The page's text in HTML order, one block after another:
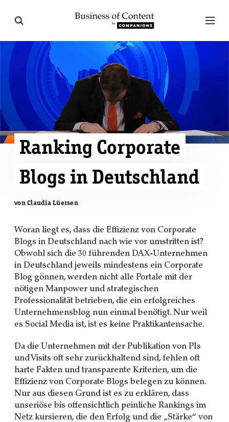
Ranking Corporate
Blogs in Deutschland
von Claudia Lüersen
Woran liegt es, dass die Effizienz von Corporate
Blogs in Deutschland nach wie vor umstritten ist?
Obwohl sich die 30 führenden DAX-Unternehmen
in Deutschland jeweils mindestens ein Corporate
Blog gönnen, werden nicht alle Portale mit der
nötigen Manpower und strategischen
Professionalität betrieben, die ein erfolgreiches
Unternehmensblog nun einmal benötigt. Nur weil
es Social Media ist, ist es keine Praktikantensache.
Da die Unternehmen mit der Publikation von PIs
und Visits oft sehr zurückhaltend sind, fehlen oft
harte Fakten und transparente Kriterien, um die
Effizienz von Corporate Blogs belegen zu können.
Nur aus diesen Grund ist es zu erklären, dass
unseriöse bis offensichtlich peinliche Rankings im
Netz kursieren, die den Erfolg und die „Stärke“ von